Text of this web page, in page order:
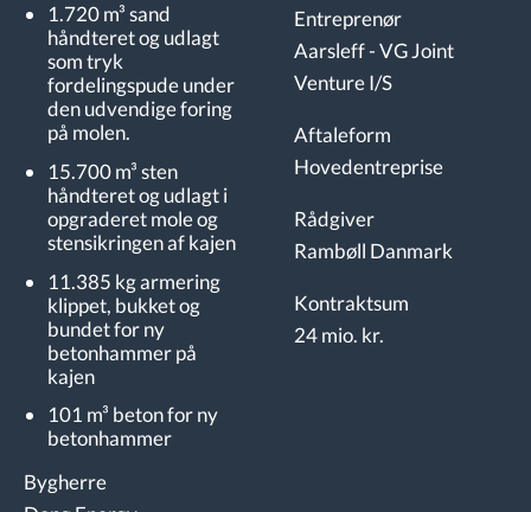
1.720 m³ sand
håndteret og udlagt
som tryk
fordelingspude under
den udvendige foring
på molen.
15.700 m³ sten
håndteret og udlagt i
opgraderet mole og
stensikringen af kajen
11.385 kg armering
klippet, bukket og
bundet for ny
betonhammer på
kajen
101 m³ beton for ny
betonhammer
Bygherre
Entreprenør
Aarsleff - VG Joint
Venture I/S
Aftaleform
Hovedentreprise
Rådgiver
Rambøll Danmark
Kontraktsum
24 mio. kr.